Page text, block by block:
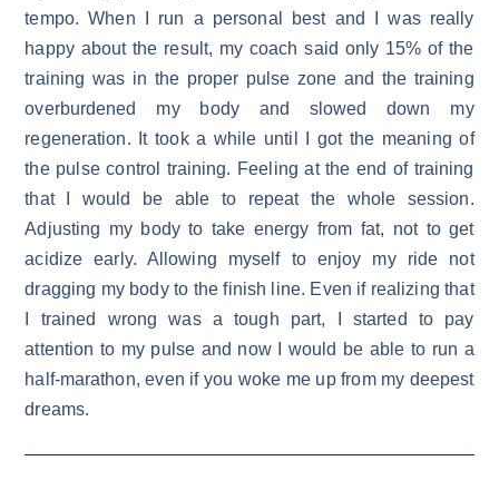
tempo. When I run a personal best and I was really
happy about the result, my coach said only 15% of the
training was in the proper pulse zone and the training
overburdened my body and slowed down my
regeneration. It took a while until I got the meaning of
the pulse control training. Feeling at the end of training
that I would be able to repeat the whole session.
Adjusting my body to take energy from fat, not to get
acidize early. Allowing myself to enjoy my ride not
dragging my body to the finish line. Even if realizing that
I trained wrong was a tough part, I started to pay
attention to my pulse and now I would be able to run a
half-marathon, even if you woke me up from my deepest
dreams.